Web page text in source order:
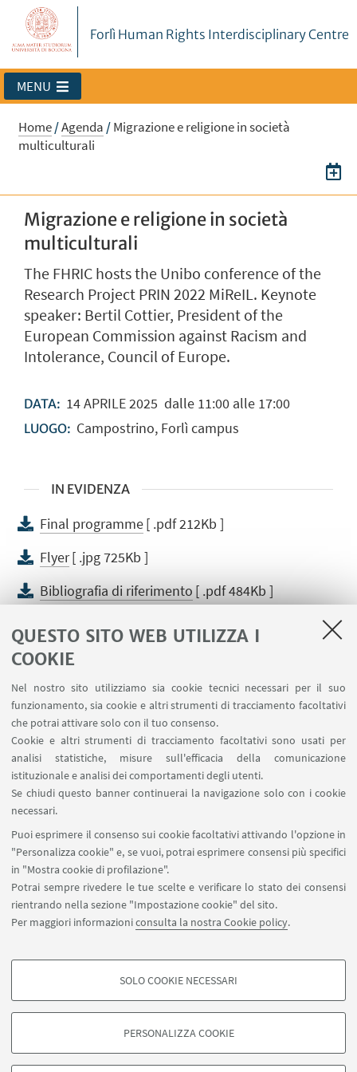
QUESTO SITO WEB UTILIZZA I
COOKIE
Nel nostro sito utilizziamo sia cookie tecnici necessari per il suo
funzionamento, sia cookie e altri strumenti di tracciamento facoltativi
che potrai attivare solo con il tuo consenso.
Cookie e altri strumenti di tracciamento facoltativi sono usati per
analisi statistiche, misure sull'efficacia della comunicazione
istituzionale e analisi dei comportamenti degli utenti.
Se chiudi questo banner continuerai la navigazione solo con i cookie
necessari.
Puoi esprimere il consenso sui cookie facoltativi attivando l'opzione in
"Personalizza cookie" e, se vuoi, potrai esprimere consensi più specifici
in "Mostra cookie di profilazione".
Potrai sempre rivedere le tue scelte e verificare lo stato dei consensi
rientrando nella sezione "Impostazione cookie" del sito.
Per maggiori informazioniconsulta la nostra Cookie policy.
COOKIE DI PROFILAZIONE - FACOLTATIVI
degli utenti, creare profili in base al loro comportamento sul sito, per analisi
di marketing.
SOLO COOKIE NECESSARI
PERSONALIZZA COOKIE
Forlì Human Rights Interdisciplinary Centre
MENU
Home/Agenda /Migrazione e religione in società
multiculturali
Migrazione e religione in società
multiculturali
The FHRIC hosts the Unibo conference of the
Research Project PRIN 2022 MiReIL. Keynote
speaker: Bertil Cottier, President of the
European Commission against Racism and
Intolerance, Council of Europe.
DATA: 14APRILE2025 dalle 11:00 alle 17:00
LUOGO: Campostrino, Forlì campus
IN EVIDENZA
Final programme[ .pdf 212Kb ]
Flyer[ .jpg 725Kb ]
Bibliografia di riferimento [ .pdf 484Kb ]
Dipartimento di Scienze Politiche e Sociali - UOS di Forlì,
Padiglione Morgagni, Via Giacomo della Torre 5 - 47100 Forlì
©Copyright 2026 - ALMA MATER STUDIORUM - Università di